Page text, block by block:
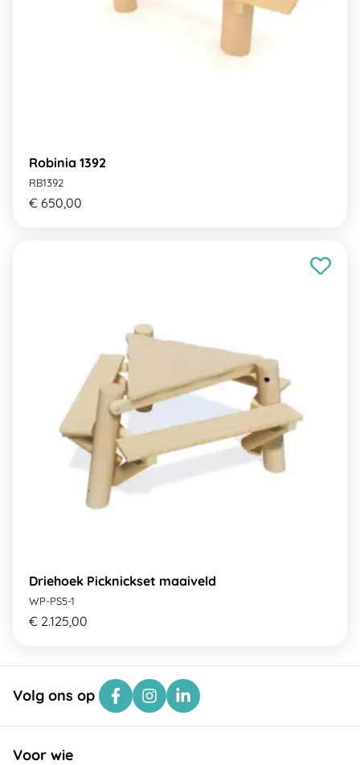
Robinia 1392
RB1392
€ 650,00
Driehoek Picknickset maaiveld
WP-PS5-1
€ 2.125,00
Volg ons op
Voor wie